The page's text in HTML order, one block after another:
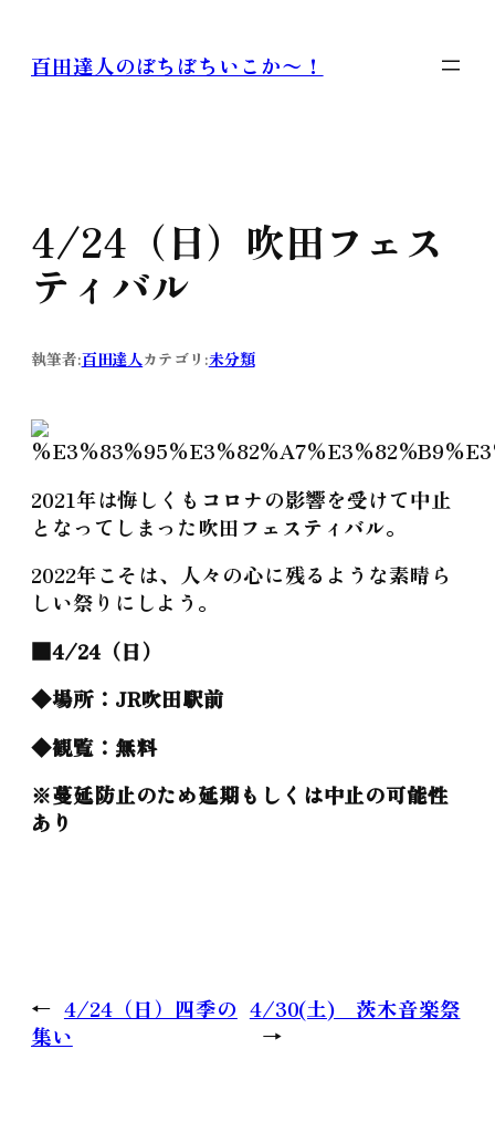
百田達人のぼちぼちいこか〜！
4/24（日）吹田フェス
ティバル
執筆者:百田達人カテゴリ:未分類
2021年は悔しくもコロナの影響を受けて中止
となってしまった吹田フェスティバル。
2022年こそは、人々の心に残るような素晴ら
しい祭りにしよう。
■4/24（日）
◆場所：JR吹田駅前
◆観覧：無料
※蔓延防止のため延期もしくは中止の可能性
あり
← 4/24（日）四季の
集い
4/30(土) 茨木音楽祭
→